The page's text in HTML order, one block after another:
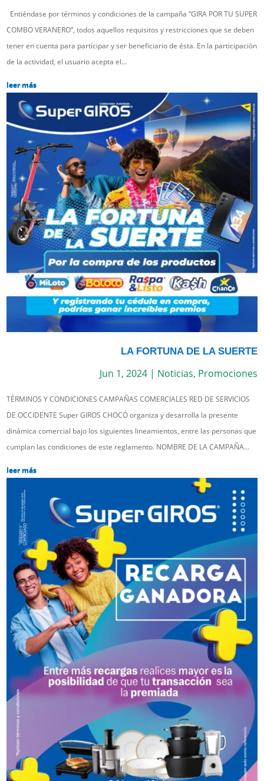
Entiéndase por términos y condiciones de la campaña “GIRA POR TU SUPER
COMBO VERANERO”, todos aquellos requisitos y restricciones que se deben
tener en cuenta para participar y ser beneficiario de ésta. En la participación
de la actividad, el usuario acepta el...
leer más
LA FORTUNA DE LA SUERTE
Jun 1, 2024| Noticias, Promociones
TÉRMINOS Y CONDICIONES CAMPAÑAS COMERCIALES RED DE SERVICIOS
DE OCCIDENTE Super GIROS CHOCÓ organiza y desarrolla la presente
dinámica comercial bajo los siguientes lineamientos, entre las personas que
cumplan las condiciones de este reglamento. NOMBRE DE LA CAMPAÑA...
leer más